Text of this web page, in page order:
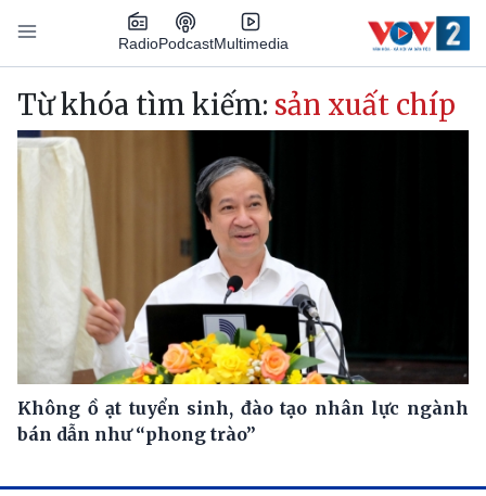
Nhảy đến nội dung
RadioPodcastMultimedia
Main navigation
Từ khóa tìm kiếm: sản xuất chíp
Không ồ ạt tuyển sinh, đào tạo nhân lực ngành
bán dẫn như “phong trào”